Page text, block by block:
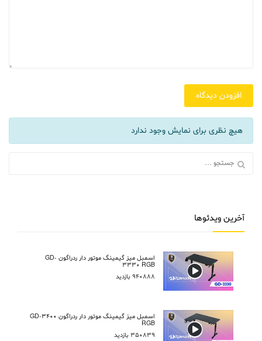
هیچ نظری برای نمایش وجود ندارد
آخرین ویدئوها
اسمبل میز گیمینگ موتور دار ردراگون GD-
3330 RGB
940888 بازدید
اسمبل میز گیمینگ موتور دار ردراگون GD-3400
RGB
350839 بازدید